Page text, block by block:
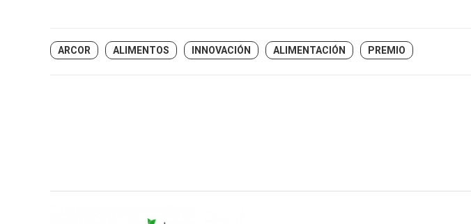
ARCOR ALIMENTOS INNOVACIÓN ALIMENTACIÓN PREMIO